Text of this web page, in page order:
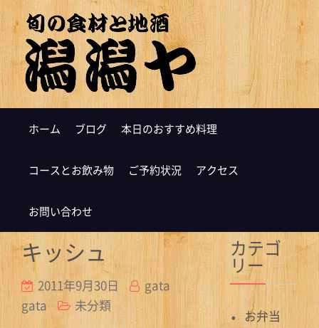
ホーム ブログ 本日のおすすめ料理
コースとお飲み物 ご予約状況 アクセス
お問い合わせ
キッシュ
2011年9月30日
gata
gata
未分類
カテゴ
リー
お弁当